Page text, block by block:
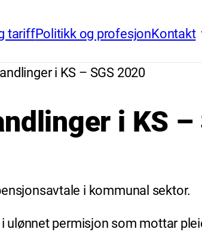
tariffPolitikk og profesjonKontakt
i KS – SGS 2020
i KS –
i kommunal sektor.
permisjon som mottar